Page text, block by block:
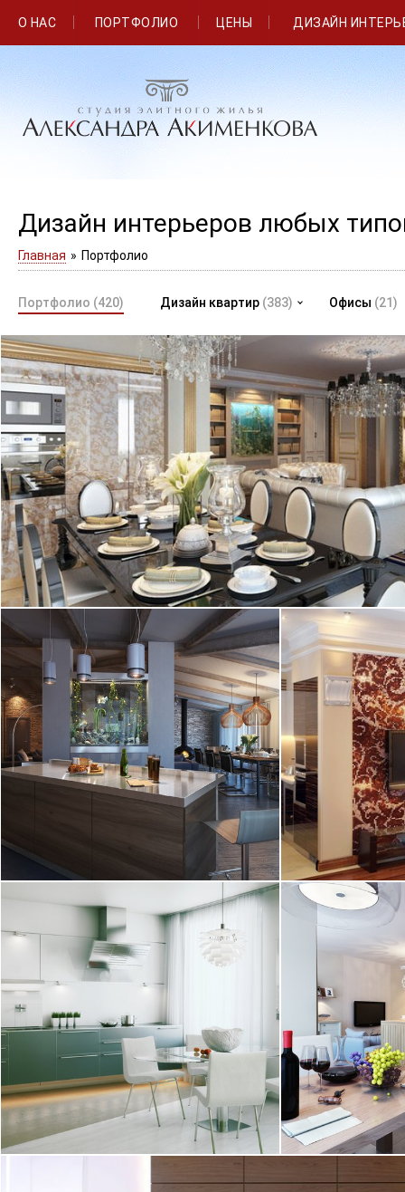
О НАС ПОРТФОЛИО ЦЕНЫ ДИЗАЙН
Дизайн интерьеров любых
Главная » Портфолио
Портфолио (420) Дизайн квартир (383) Офисы (21)
квартира, 200 м2
16.01.2012
Дизайн
выполненный
Акименкова.
квартира, 110
21.10.2011
квартира, 52 м 2
15.09.2011
Дизайн
выполнен в
Интерьер
квартира, 112
29.07.2011